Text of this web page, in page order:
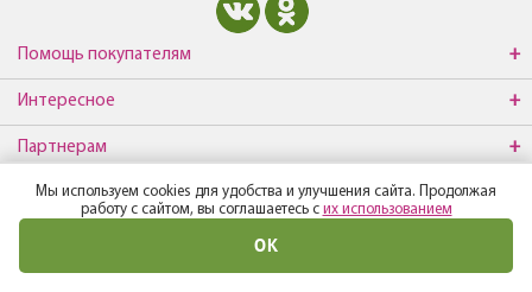
Помощь покупателям
Интересное
Партнерам
О компании
Мы используем cookies для удобства и улучшения сайта. Продолжая
работу с сайтом, вы соглашаетесь с их использованием
ОК